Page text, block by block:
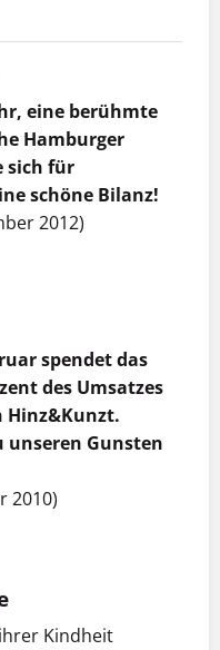
eine berühmte
Hamburger
sich für
schöne Bilanz!
2012)
spendet das
des Umsatzes
Hinz&Kunzt.
unseren Gunsten
2010)
Kindheit